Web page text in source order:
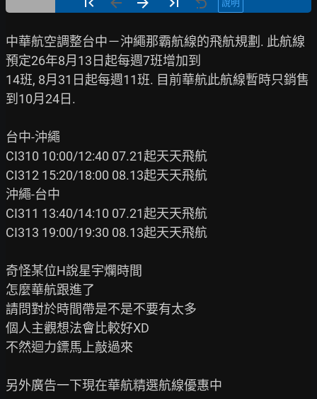
說明
中華航空調整台中－沖繩那霸航線的飛航規劃. 此航線
預定26年8月13日起每週7班增加到
14班, 8月31日起每週11班. 目前華航此航線暫時只銷售
到10月24日.
台中-沖繩
CI310 10:00/12:40 07.21起天天飛航
CI312 15:20/18:00 08.13起天天飛航
沖繩-台中
CI311 13:40/14:10 07.21起天天飛航
CI313 19:00/19:30 08.13起天天飛航
奇怪某位H說星宇爛時間
怎麼華航跟進了
請問對於時間帶是不是不要有太多
個人主觀想法會比較好XD
不然迴力鏢馬上敲過來
另外廣告一下現在華航精選航線優惠中